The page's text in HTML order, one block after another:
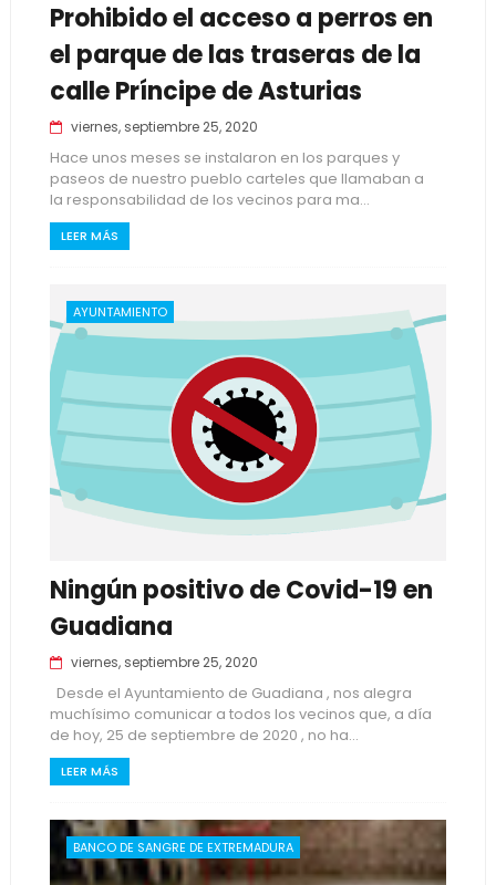
Prohibido el acceso a perros en
el parque de las traseras de la
calle Príncipe de Asturias
viernes, septiembre 25, 2020
Hace unos meses se instalaron en los parques y
paseos de nuestro pueblo carteles que llamaban a
la responsabilidad de los vecinos para ma...
LEER MÁS
AYUNTAMIENTO
Ningún positivo de Covid-19 en
Guadiana
viernes, septiembre 25, 2020
Desde el Ayuntamiento de Guadiana , nos alegra
muchísimo comunicar a todos los vecinos que, a día
de hoy, 25 de septiembre de 2020 , no ha...
LEER MÁS
BANCO DE SANGRE DE EXTREMADURA